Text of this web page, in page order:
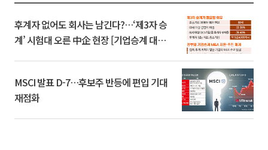
후계자 없어도 회사는 남긴다?…‘제3자 승
계’ 시험대 오른 中企 현장 [기업승계 대전
MSCI 발표 D-7…후보주 반등에 편입 기대
재점화